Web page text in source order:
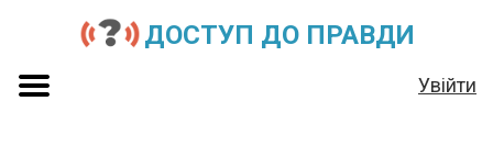
ДОСТУП ДО ПРАВДИ
Увійти